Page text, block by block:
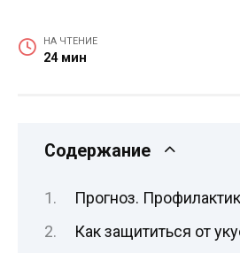
НА ЧТЕНИЕ
24 мин
Содержание
Прогноз.
Как защититься от